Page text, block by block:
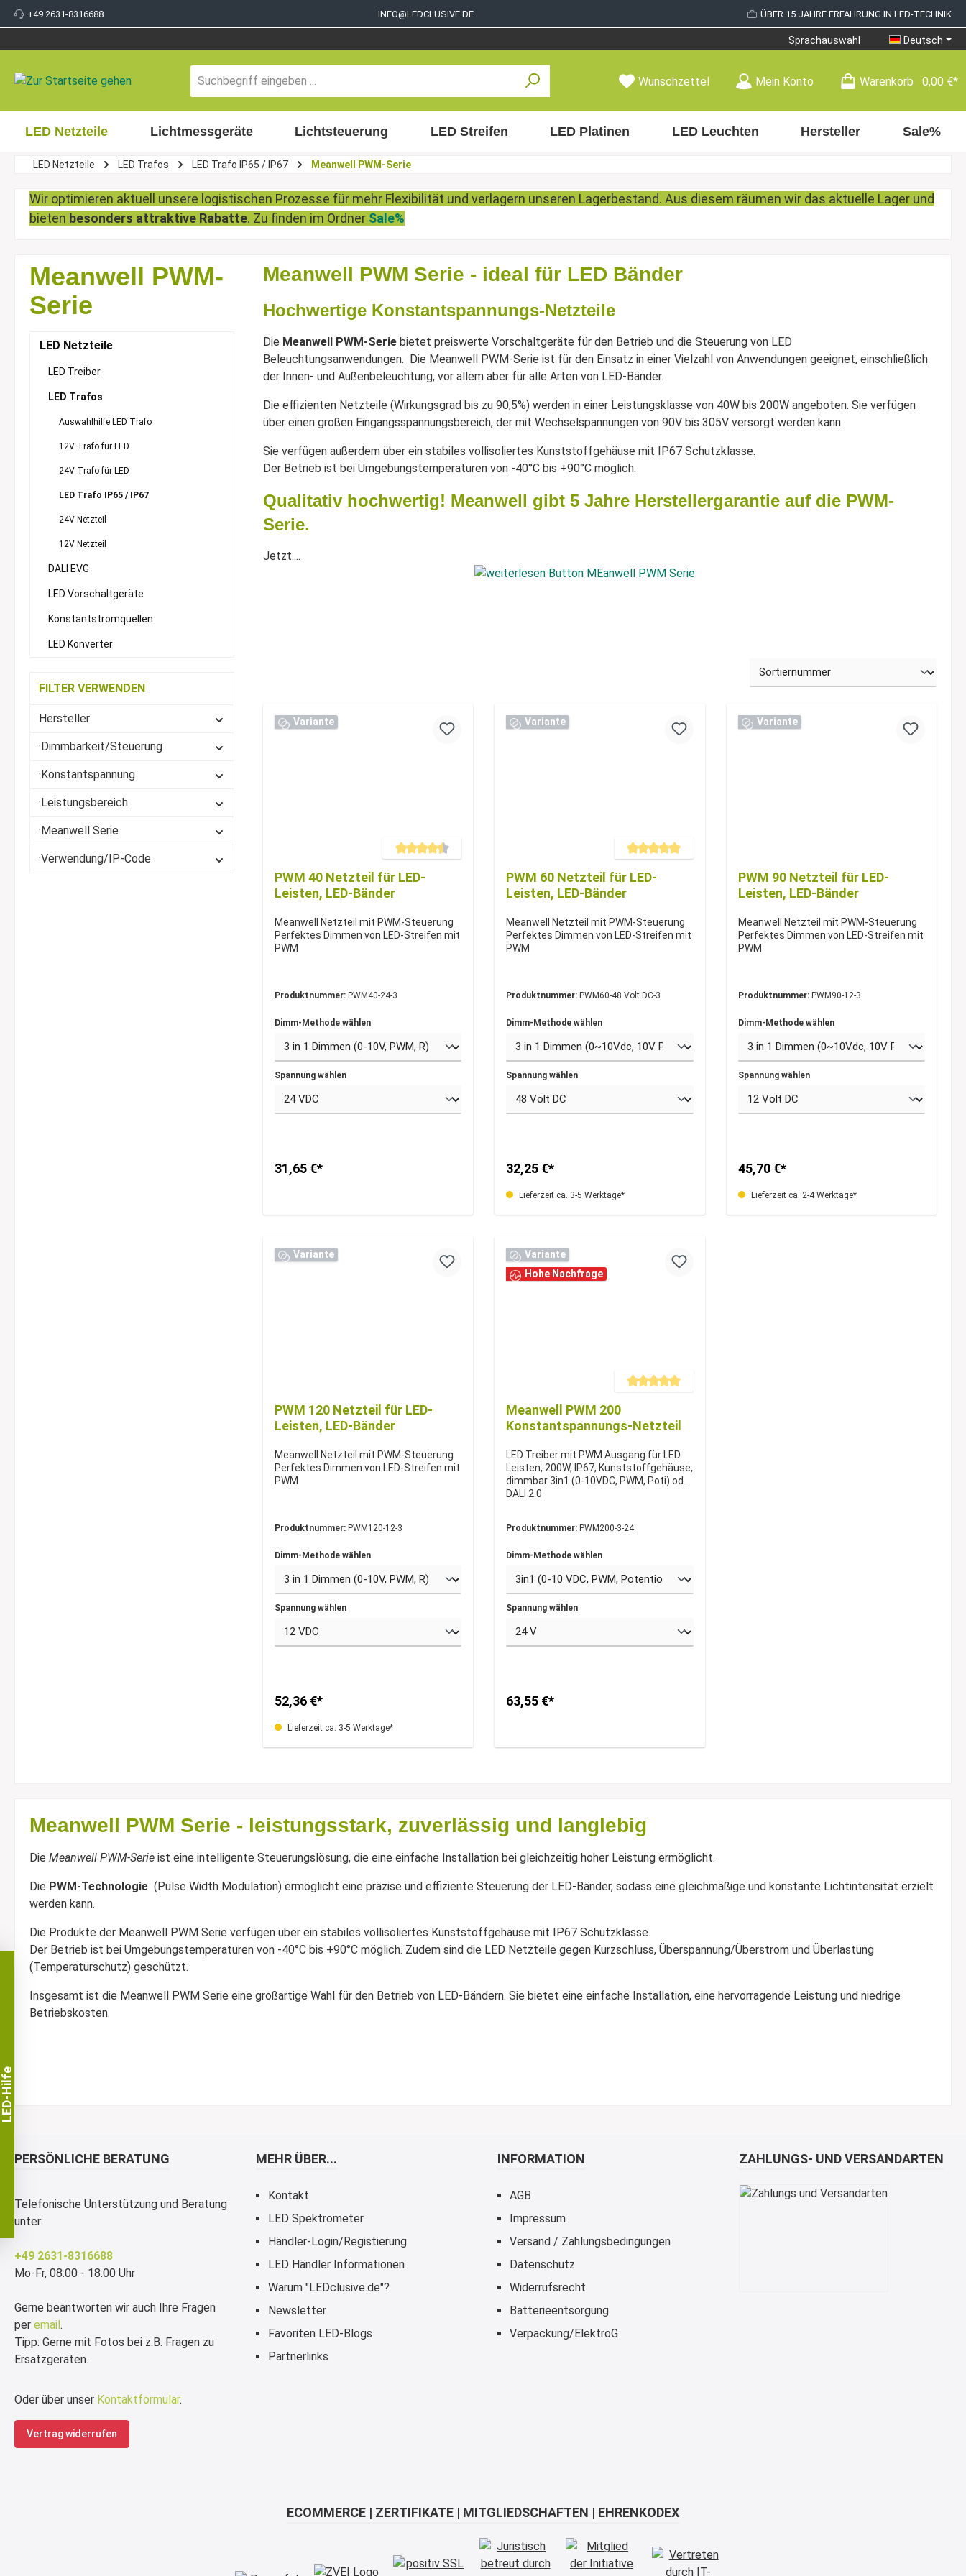
springen
+49 2631-8316688 INFO@LEDCLUSIVE.DE ÜBER 15 JAHRE ERFAHRUNG IN LED-TECHNIK
Sprachauswahl Deutsch
Wunschzettel Mein Konto Warenkorb 0,00 €*
LED Netzteile Lichtmessgeräte Lichtsteuerung LED Streifen LED Platinen LED Leuchten Hersteller Sale%
LED Netzteile LED Trafos LED Trafo IP65 / IP67 Meanwell PWM-Serie
Wir optimieren aktuell unsere logistischen Prozesse für mehr Flexibilität und verlagern unseren Lagerbestand. Aus diesem räumen wir das aktuelle Lager und
bieten besonders attraktive Rabatte. Zu finden im Ordner Sale%
Meanwell PWM-
Serie
LED Netzteile
LED Treiber
LED Trafos
Auswahlhilfe LED Trafo
12V Trafo für LED
24V Trafo für LED
LED Trafo IP65 / IP67
24V Netzteil
12V Netzteil
DALI EVG
LED Vorschaltgeräte
Konstantstromquellen
LED Konverter
FILTER VERWENDEN
Hersteller
·Dimmbarkeit/Steuerung
·Konstantspannung
·Leistungsbereich
·Meanwell Serie
·Verwendung/IP-Code
Meanwell PWM Serie - ideal für LED Bänder
Hochwertige Konstantspannungs-Netzteile
Die Meanwell PWM-Serie bietet preiswerte Vorschaltgeräte für den Betrieb und die Steuerung von LED
Beleuchtungsanwendungen. Die Meanwell PWM-Serie ist für den Einsatz in einer Vielzahl von Anwendungen geeignet, einschließlich
der Innen- und Außenbeleuchtung, vor allem aber für alle Arten von LED-Bänder.
Die effizienten Netzteile (Wirkungsgrad bis zu 90,5%) werden in einer Leistungsklasse von 40W bis 200W angeboten. Sie verfügen
über einen großen Eingangsspannungsbereich, der mit Wechselspannungen von 90V bis 305V versorgt werden kann.
Sie verfügen außerdem über ein stabiles vollisoliertes Kunststoffgehäuse mit IP67 Schutzklasse.
Der Betrieb ist bei Umgebungstemperaturen von -40°C bis +90°C möglich.
Qualitativ hochwertig! Meanwell gibt 5 Jahre Herstellergarantie auf die PWM-
Serie.
Jetzt....
Variante
Durchschnittliche Bewertung von 4.5 von 5 Sternen
PWM 40 Netzteil für LED-
Leisten, LED-Bänder
Meanwell Netzteil mit PWM-Steuerung
Perfektes Dimmen von LED-Streifen mit
PWM
Produktnummer: PWM40-24-3
Dimm-Methode wählen
Spannung wählen
31,65 €*
Variante
Durchschnittliche Bewertung von 5 von 5 Sternen
PWM 60 Netzteil für LED-
Leisten, LED-Bänder
Meanwell Netzteil mit PWM-Steuerung
Perfektes Dimmen von LED-Streifen mit
PWM
Produktnummer: PWM60-48 Volt DC-3
Dimm-Methode wählen
Spannung wählen
32,25 €*
Lieferzeit ca. 3-5 Werktage*
Variante
PWM 90 Netzteil für LED-
Leisten, LED-Bänder
Meanwell Netzteil mit PWM-Steuerung
Perfektes Dimmen von LED-Streifen mit
PWM
Produktnummer: PWM90-12-3
Dimm-Methode wählen
Spannung wählen
45,70 €*
Lieferzeit ca. 2-4 Werktage*
Variante
PWM 120 Netzteil für LED-
Leisten, LED-Bänder
Meanwell Netzteil mit PWM-Steuerung
Perfektes Dimmen von LED-Streifen mit
PWM
Produktnummer: PWM120-12-3
Dimm-Methode wählen
Spannung wählen
52,36 €*
Lieferzeit ca. 3-5 Werktage*
Variante
Hohe Nachfrage
Durchschnittliche Bewertung von 5 von 5 Sternen
Meanwell PWM 200
Konstantspannungs-Netzteil
LED Treiber mit PWM Ausgang für LED
Leisten, 200W, IP67, Kunststoffgehäuse,
dimmbar 3in1 (0-10VDC, PWM, Poti) oder
DALI 2.0
Produktnummer: PWM200-3-24
Dimm-Methode wählen
Spannung wählen
63,55 €*
Meanwell PWM Serie - leistungsstark, zuverlässig und langlebig
Die Meanwell PWM-Serie ist eine intelligente Steuerungslösung, die eine einfache Installation bei gleichzeitig hoher Leistung ermöglicht.
Die PWM-Technologie (Pulse Width Modulation) ermöglicht eine präzise und effiziente Steuerung der LED-Bänder, sodass eine gleichmäßige und konstante Lichtintensität erzielt
werden kann.
Die Produkte der Meanwell PWM Serie verfügen über ein stabiles vollisoliertes Kunststoffgehäuse mit IP67 Schutzklasse.
Der Betrieb ist bei Umgebungstemperaturen von -40°C bis +90°C möglich. Zudem sind die LED Netzteile gegen Kurzschluss, Überspannung/Überstrom und Überlastung
(Temperaturschutz) geschützt.
Insgesamt ist die Meanwell PWM Serie eine großartige Wahl für den Betrieb von LED-Bändern. Sie bietet eine einfache Installation, eine hervorragende Leistung und niedrige
Betriebskosten.
PERSÖNLICHE BERATUNG
Telefonische Unterstützung und Beratung
unter:
+49 2631-8316688
Mo-Fr, 08:00 - 18:00 Uhr
Gerne beantworten wir auch Ihre Fragen
per email.
Tipp: Gerne mit Fotos bei z.B. Fragen zu
Ersatzgeräten.
Oder über unser Kontaktformular.
Vertrag widerrufen
MEHR ÜBER...
Kontakt
LED Spektrometer
Händler-Login/Registierung
LED Händler Informationen
Warum "LEDclusive.de"?
Newsletter
Favoriten LED-Blogs
Partnerlinks
INFORMATION
AGB
Impressum
Versand / Zahlungsbedingungen
Datenschutz
Widerrufsrecht
Batterieentsorgung
Verpackung/ElektroG
ZAHLUNGS- UND VERSANDARTEN
ECOMMERCE | ZERTIFIKATE | MITGLIEDSCHAFTEN | EHRENKODEX
LED-Hilfe